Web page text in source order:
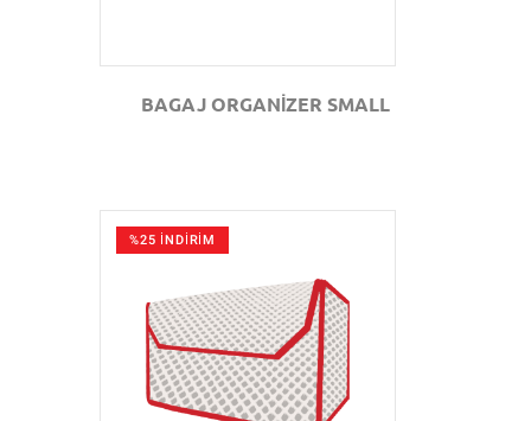
BAGAJ ORGANİZER SMALL
%25 İNDİRİM
GÖZAT